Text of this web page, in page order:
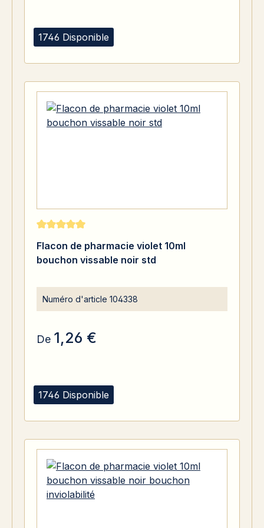
1746 Disponible
1746 Disponible
Note moyenne de 5 sur 5 étoiles
Flacon de pharmacie violet 10ml
bouchon vissable noir std
Numéro d'article 104338
De 1,26 €